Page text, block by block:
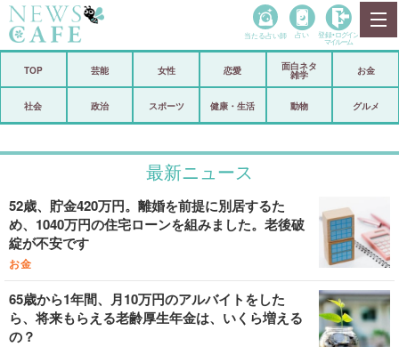
政治
スポーツ
恋愛 ビックリ
コメントポスト
リリース ショップ
当たる占い師 占い 登録• ログイン
マイルーム
TOP 芸能 女性 恋愛
面白ネタ
雑学
お金
社会 政治 スポーツ 健康・生活 動物 グルメ
最新ニュース
52歳、貯金420万円。離婚を前提に別居するた
め、1040万円の住宅ローンを組みました。老後破
綻が不安です
お金
65歳から1年間、月10万円のアルバイトをした
ら、将来もらえる老齢厚生年金は、いくら増える
の？